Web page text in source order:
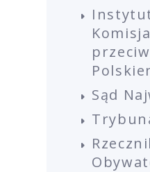
Sąd